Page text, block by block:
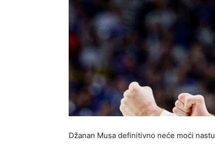
Džanan Musa definitivno neće moći